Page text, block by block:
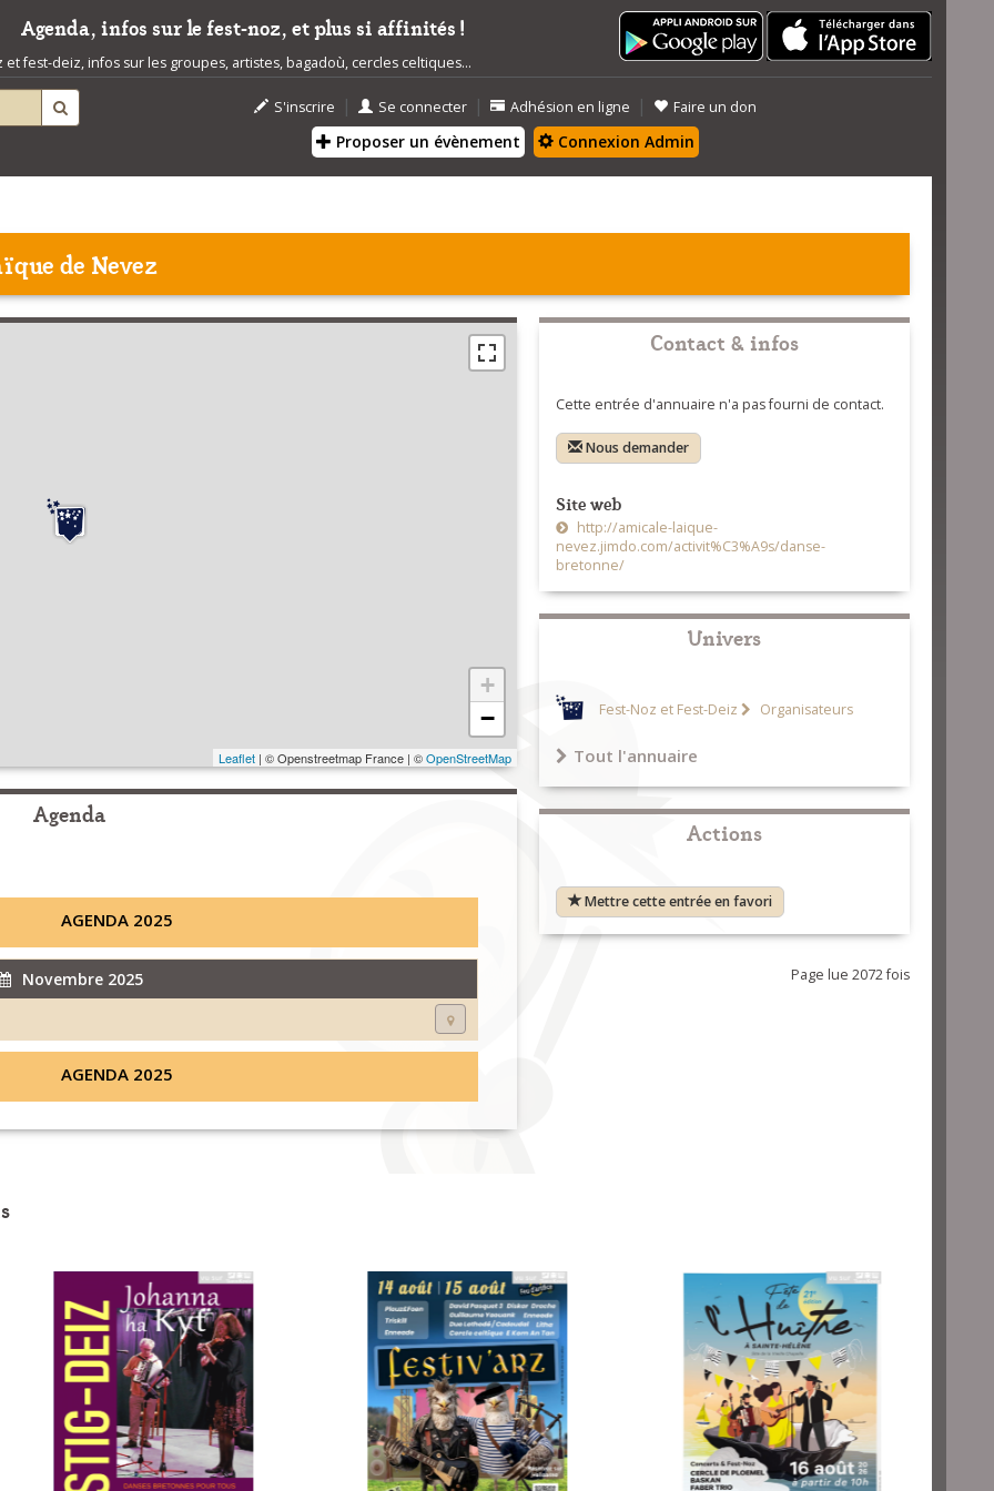
Agenda, infos sur le fest-noz, et plus si affinités !
fest-deiz, infos sur les groupes, artistes, bagadoù, cercles celtiques...
S'inscrire | Se connecter | Adhésion en ligne | Faire un don
Proposer un évènement Connexion Admin
de Nevez
+
−
Leaflet| © Openstreetmap France | ©OpenStreetMap
Agenda
AGENDA 2025
Novembre 2025
AGENDA 2025
Contact & infos
Cette entrée d'annuaire n'a pas fourni de contact.
Nous demander
Site web
http://amicale-laique-
nevez.jimdo.com/activit%C3%A9s/danse-
bretonne/
Univers
Fest-Noz et Fest-Deiz Organisateurs
Tout l'annuaire
Actions
Mettre cette entrée en favori
Page lue 2072 fois